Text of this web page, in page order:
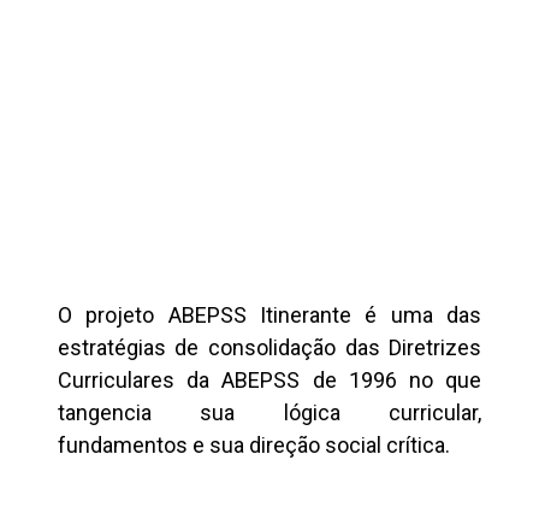
O projeto ABEPSS Itinerante é uma das
estratégias de consolidação das Diretrizes
Curriculares da ABEPSS de 1996 no que
tangencia sua lógica curricular,
fundamentos e sua direção social crítica.